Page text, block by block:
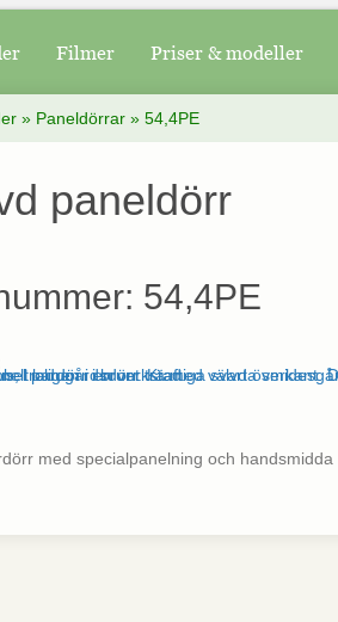
Filmer Priser & modeller
» Paneldörrar» 54,4PE
paneldörr
54,4PE
med specialpanelning och